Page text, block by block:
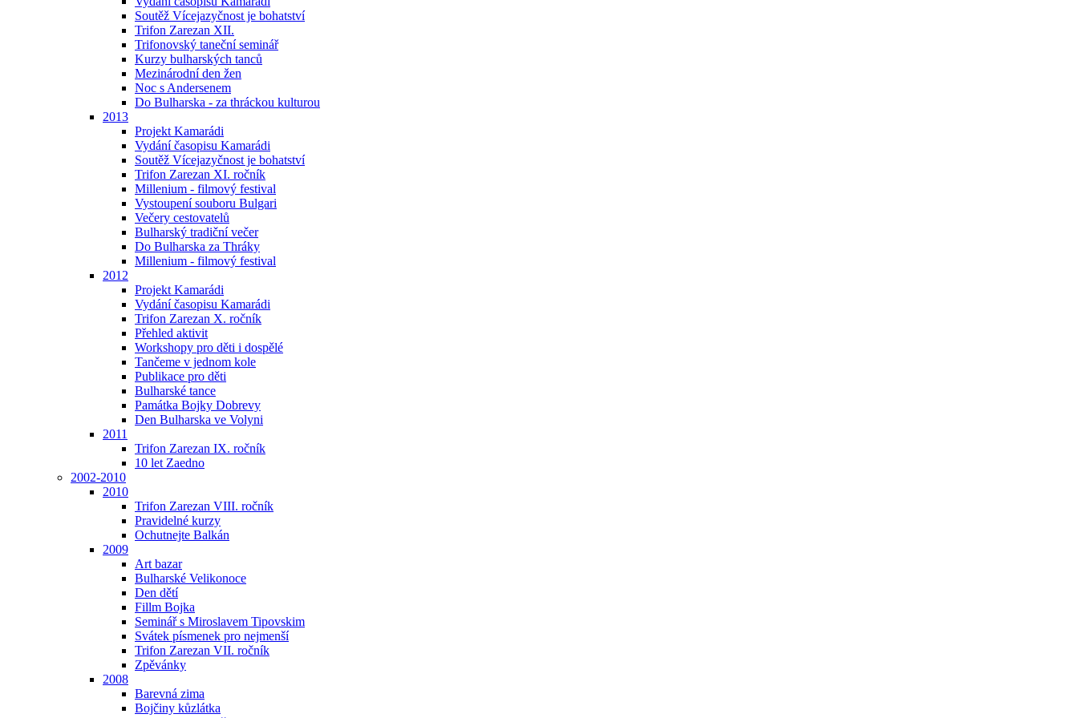
Soutěž Vícejazyčnost je bohatství
Trifon Zarezan XII.
Trifonovský taneční seminář
Kurzy bulharských tanců
Mezinárodní den žen
Noc s Andersenem
Do Bulharska - za thráckou kulturou
2013
Projekt Kamarádi
Vydání časopisu Kamarádi
Soutěž Vícejazyčnost je bohatství
Trifon Zarezan XI. ročník
Millenium - filmový festival
Vystoupení souboru Bulgari
Večery cestovatelů
Bulharský tradiční večer
Do Bulharska za Thráky
Millenium - filmový festival
2012
Projekt Kamarádi
Vydání časopisu Kamarádi
Trifon Zarezan X. ročník
Přehled aktivit
Workshopy pro děti i dospělé
Tančeme v jednom kole
Publikace pro děti
Bulharské tance
Památka Bojky Dobrevy
Den Bulharska ve Volyni
2011
Trifon Zarezan IX. ročník
10 let Zaedno
2002-2010
2010
Trifon Zarezan VIII. ročník
Pravidelné kurzy
Ochutnejte Balkán
2009
Art bazar
Bulharské Velikonoce
Den dětí
Fillm Bojka
Seminář s Miroslavem Tipovskim
Svátek písmenek pro nejmenší
Trifon Zarezan VII. ročník
Zpěvánky
2008
Barevná zima
Bojčiny kůzlátka